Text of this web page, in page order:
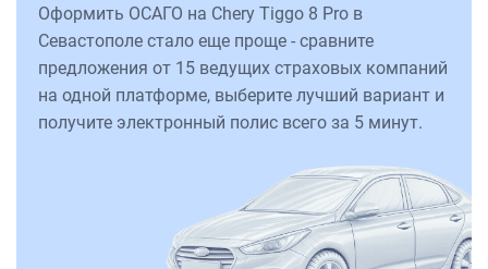
Оформить ОСАГО на Chery Tiggo 8 Pro в
Севастополе стало еще проще - сравните
предложения от 15 ведущих страховых компаний
на одной платформе, выберите лучший вариант и
получите электронный полис всего за 5 минут.